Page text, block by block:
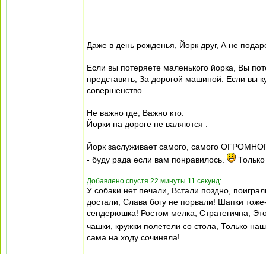
Даже в день рожденья, Йорк друг, А не
Если вы потеряете маленького йорка, Вы
представить, За дорогой машиной. Если вы
совершенство.
Не важно где, Важно кто.
Йорки на дороге не валяются .
Йорк заслуживает самого, самого
- буду рада если вам понравилось.
Добавлено спустя 22 минуты 11 секунд:
У собаки нет печали, Встали поздно,
достали, Слава богу не порвали! Шапки
сендерюшка! Ростом мелка, Стратегична,
чашки, кружки полетели со стола, Только
сама на ходу сочиняла!